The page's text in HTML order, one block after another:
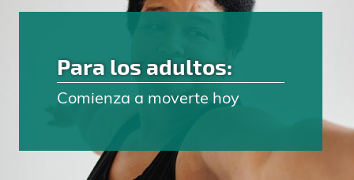
Para los adultos:
Comienza a moverte hoy